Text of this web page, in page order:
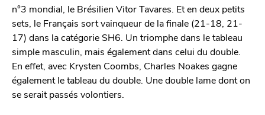
n°3 mondial, le Brésilien Vitor Tavares. Et en deux petits
sets, le Français sort vainqueur de la finale (21-18, 21-
17) dans la catégorie SH6. Un triomphe dans le tableau
simple masculin, mais également dans celui du double.
En effet, avec Krysten Coombs, Charles Noakes gagne
également le tableau du double. Une double lame dont on
se serait passés volontiers.